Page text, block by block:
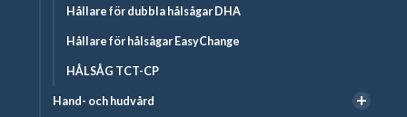
Hållare för dubbla hålsågar DHA
Hållare för hålsågar EasyChange
HÅLSÅG TCT-CP
Hand- och hudvård